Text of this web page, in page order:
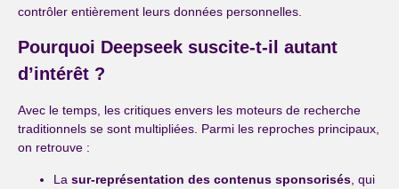
contrôler entièrement leurs données personnelles.
Pourquoi Deepseek suscite-t-il autant
d’intérêt ?
Avec le temps, les critiques envers les moteurs de recherche
traditionnels se sont multipliées. Parmi les reproches principaux,
on retrouve :
La sur-représentation des contenus sponsorisés , qui